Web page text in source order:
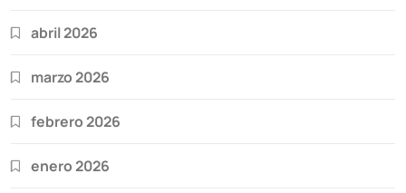
abril 2026
marzo 2026
febrero 2026
enero 2026